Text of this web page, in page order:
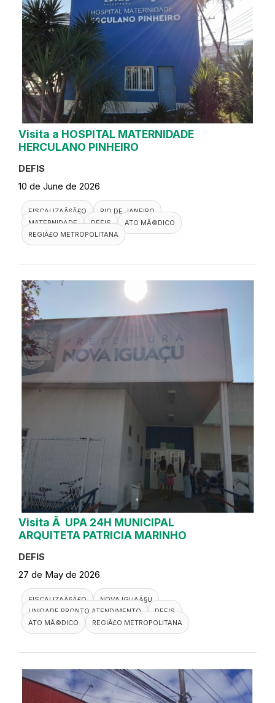
Visita a HOSPITAL MATERNIDADE
HERCULANO PINHEIRO
DEFIS
10 de June de 2026
FISCALIZAÃ§Ã£O
RIO DE JANEIRO
MATERNIDADE
DEFIS
ATO MÃ©DICO
REGIÃ£O METROPOLITANA
Visita Ã UPA 24H MUNICIPAL
ARQUITETA PATRICIA MARINHO
DEFIS
27 de May de 2026
FISCALIZAÃ§Ã£O
NOVA IGUAÃ§U
UNIDADE PRONTO ATENDIMENTO
DEFIS
ATO MÃ©DICO
REGIÃ£O METROPOLITANA